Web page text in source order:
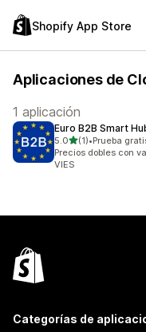
Shopify App Store
Aplicaciones de
1 aplicación
Euro B2B Smart
5.0de 5 estrellas
(1)
1 reseñas en total
•Prueba
Precios dobles con
VIES
Categorías de